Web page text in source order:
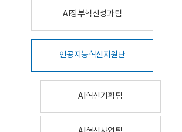
AI정부혁신성과팀
인공지능혁신지원단
AI혁신기획팀